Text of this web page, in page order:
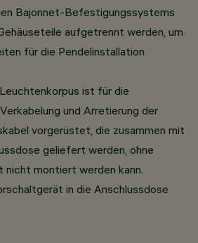
Bajonnet-Befestigungssystems
aufgetrennt werden, um
für die Pendelinstallation
ist für die
und Arretierung der
vorgerüstet, die zusammen mit
geliefert werden, ohne
nicht montiert werden kann.
in die Anschlussdose